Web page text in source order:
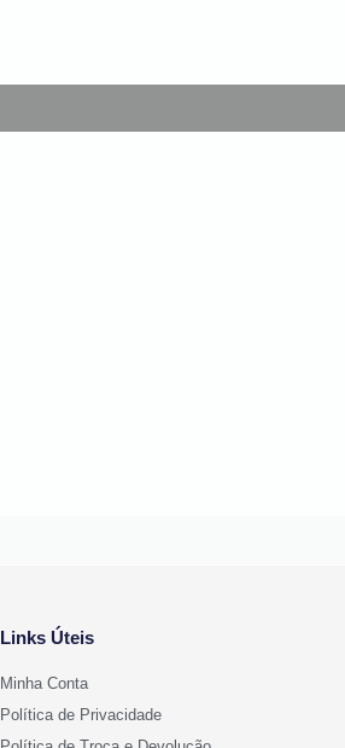
Links Úteis
Minha Conta
Política de Privacidade